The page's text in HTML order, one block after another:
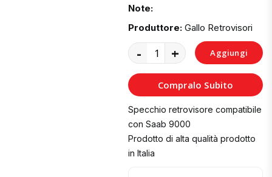
Note:
Produttore: Gallo Retrovisori
- + Aggiungi
al
Carrello
Compralo Subito
Specchio retrovisore compatibile
con Saab 9000
Prodotto di alta qualità prodotto
in Italia